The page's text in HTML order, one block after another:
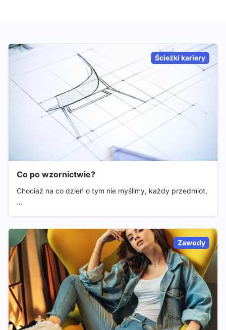
Ścieżki kariery
Co po wzornictwie?
Chociaż na co dzień o tym nie myślimy, każdy przedmiot,
…
Zawody